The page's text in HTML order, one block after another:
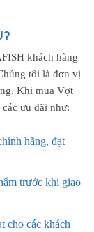
khách hàng
tôi là đơn vị
Khi mua Vợt
ưu đãi như:
hãng, đạt
trước khi giao
cho các khách